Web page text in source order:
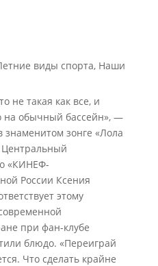
виды спорта, Наши
не такая как все, и
на обычный бассейн», —
знаменитом зонге «Лола
«КИНЕФ-
России Ксения
этому
при фан-клубе
блюдо. «Переиграй
Что сделать крайне